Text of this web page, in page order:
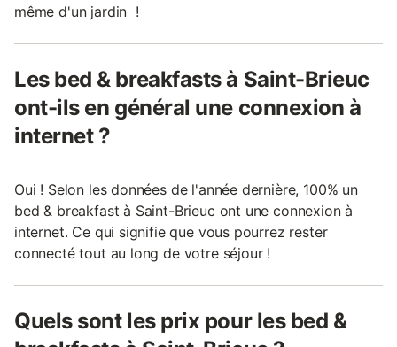
même d'un jardin !
Les bed & breakfasts à Saint-Brieuc
ont-ils en général une connexion à
internet ?
Oui ! Selon les données de l'année dernière, 100% un
bed & breakfast à Saint-Brieuc ont une connexion à
internet. Ce qui signifie que vous pourrez rester
connecté tout au long de votre séjour !
Quels sont les prix pour les bed &